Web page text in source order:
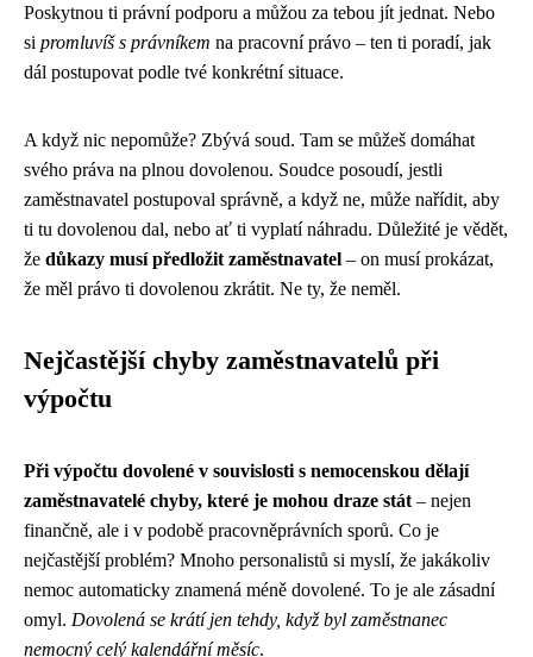
Poskytnou ti právní podporu a můžou za tebou jít jednat. Nebo
si promluvíš s právníkem na pracovní právo – ten ti poradí, jak
dál postupovat podle tvé konkrétní situace.
A když nic nepomůže? Zbývá soud. Tam se můžeš domáhat
svého práva na plnou dovolenou. Soudce posoudí, jestli
zaměstnavatel postupoval správně, a když ne, může nařídit, aby
ti tu dovolenou dal, nebo ať ti vyplatí náhradu. Důležité je vědět,
že důkazy musí předložit zaměstnavatel – on musí prokázat,
že měl právo ti dovolenou zkrátit. Ne ty, že neměl.
Nejčastější chyby zaměstnavatelů při
výpočtu
Při výpočtu dovolené v souvislosti s nemocenskou dělají
zaměstnavatelé chyby, které je mohou draze stát – nejen
finančně, ale i v podobě pracovněprávních sporů. Co je
nejčastější problém? Mnoho personalistů si myslí, že jakákoliv
nemoc automaticky znamená méně dovolené. To je ale zásadní
omyl. Dovolená se krátí jen tehdy, když byl zaměstnanec
nemocný celý kalendářní měsíc.